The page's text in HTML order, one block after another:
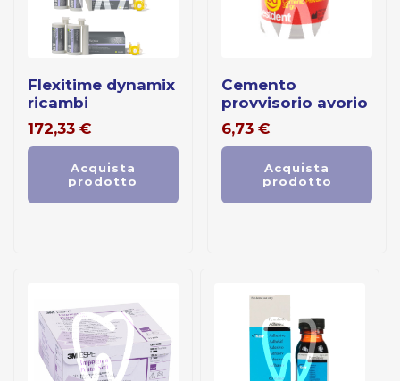
flexitime dynamix
ricambi
172,33 €
Acquista
prodotto
cemento
provvisorio avorio
6,73 €
Acquista
prodotto